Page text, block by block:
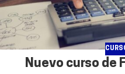
Nuevo curso de